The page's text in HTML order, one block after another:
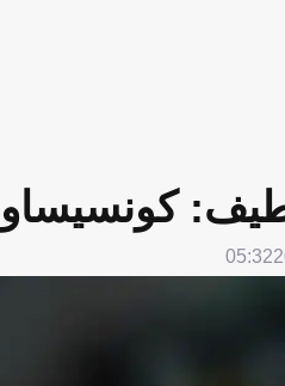
05:32